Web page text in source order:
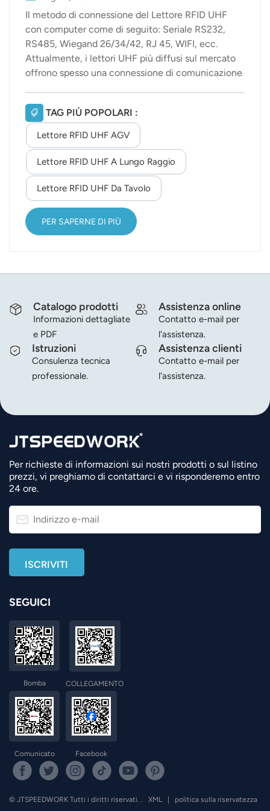
Il metodo di connessione del Lettore RFID UHF
con computer come di seguito: Seriale RS232,
RS485, Wiegand 26/34/42, RJ 45, WIFI, ecc.
Attualmente, i lettori UHF più diffusi sul mercato
offrono spesso una connessione di comunicazione
comunicazione più importante per la maggior
parte dei dispositivi hardware e dei computer.
Vediamo quindi cos'è una porta seriale. La porta
seriale è l'interfaccia di comunicazione seriale
(Serial Interface), nota anche come porta COM. È
caratterizzata da semplici linee di comunicazione:
bastano due linee di trasmissione per realizzare
una comunicazione bidirezionale e si possono
utilizzare anche le linee telefoniche, il che riduce
notevolmente i costi, soprattut...
TAG PIÙ POPOLARI :
Lettore RFID UHF AGV
Lettore RFID UHF A Lungo Raggio
Lettore RFID UHF Da Tavolo
PER SAPERNE DI PIÙ
Catalogo prodotti
Informazioni dettagliate
e PDF
Assistenza online
Contatto e-mail per
l'assistenza.
Istruzioni
Consulenza tecnica
professionale.
Assistenza clienti
Contatto e-mail per
l'assistenza.
Per richieste di informazioni sui nostri prodotti o sul listino
prezzi, vi preghiamo di contattarci e vi risponderemo entro
24 ore.
SEGUICI
Bomba COLLEGAMENTO
Comunicato Facebook
© JTSPEEDWORK Tutti i diritti riservati. . XML
politica sulla riservatezza